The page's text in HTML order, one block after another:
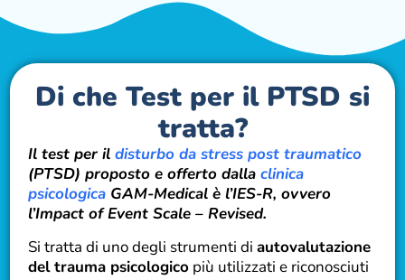
Di che Test per il PTSD si
tratta?
Il test per ildisturbo da stress post traumatico
(PTSD) proposto e offerto dallaclinica
psicologica GAM-Medical è l’IES-R, ovvero
l’Impact of Event Scale – Revised.
Si tratta di uno degli strumenti diautovalutazione
del trauma psicologico più utilizzati e riconosciuti